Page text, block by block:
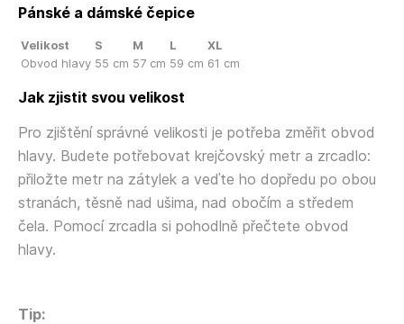
Pánské a dámské čepice
Velikost S M L
XL
Obvod hlavy 55 cm 57 cm 59 cm 61 cm
Jak zjistit svou velikost
Pro zjištění správné velikosti je potřeba změřit obvod
hlavy. Budete potřebovat krejčovský metr a zrcadlo:
přiložte metr na zátylek a veďte ho dopředu po obou
stranách, těsně nad ušima, nad obočím a středem
čela. Pomocí zrcadla si pohodlně přečtete obvod
hlavy.
Tip: